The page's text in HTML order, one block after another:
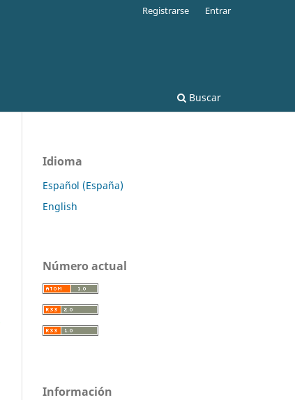
Buscar
Registrarse Entrar
Idioma
Español (España)
English
Número actual
Información